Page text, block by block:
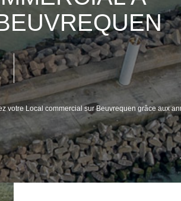
Local commercial sur Beuvrequen grâce aux